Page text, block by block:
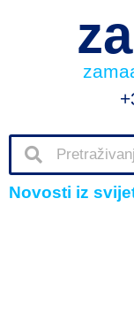
Novosti iz